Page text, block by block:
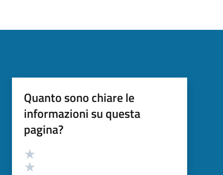
Quanto sono chiare le
informazioni su questa
pagina?
Valutazione